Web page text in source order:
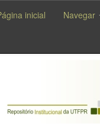
inicial Navegar